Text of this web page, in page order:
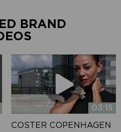
BRAND
03:15
COSTER COPENHAGEN